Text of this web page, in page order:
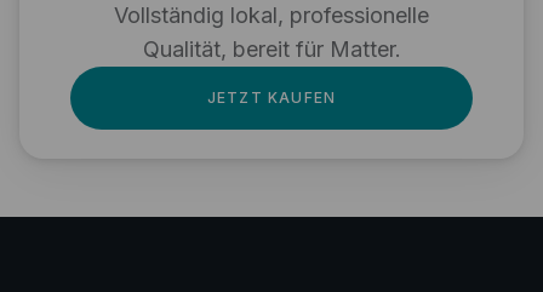
Vollständig lokal, professionelle
Qualität, bereit für Matter.
JETZT KAUFEN